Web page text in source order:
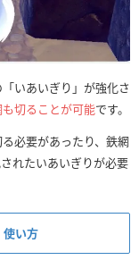
いあいぎり」が強化さ
切ることが可能です。
必要があったり、鉄網
れたいあいぎりが必要
い方